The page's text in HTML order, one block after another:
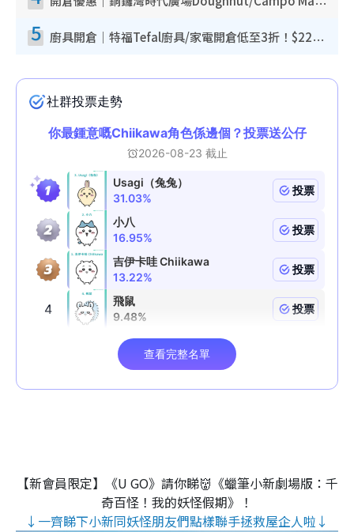
5 廚具開倉｜特福Tefal廚具/家電開倉低至3折！$220起買平底鍋/炒鑊/湯煲！電飯煲/吸塵機/燙斗$418起
【新會員限定】《U GO》請你睇👹《蠟筆小新劇場版：千
奇百怪！我的妖怪假期》！
↓一齊睇下小新同妖怪朋友們點樣聯手拯救屋企人啦↓